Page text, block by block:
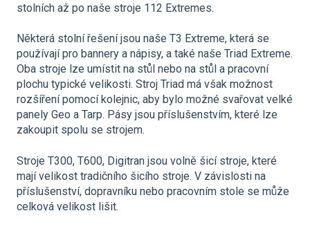
stolních až po naše stroje 112 Extremes.
Některá stolní řešení jsou naše T3 Extreme, která se
používají pro bannery a nápisy, a také naše Triad Extreme.
Oba stroje lze umístit na stůl nebo na stůl a pracovní
plochu typické velikosti. Stroj Triad má však možnost
rozšíření pomocí kolejnic, aby bylo možné svařovat velké
panely Geo a Tarp. Pásy jsou příslušenstvím, které lze
zakoupit spolu se strojem.
Stroje T300, T600, Digitran jsou volně šicí stroje, které
mají velikost tradičního šicího stroje. V závislosti na
příslušenství, dopravníku nebo pracovním stole se může
celková velikost lišit.